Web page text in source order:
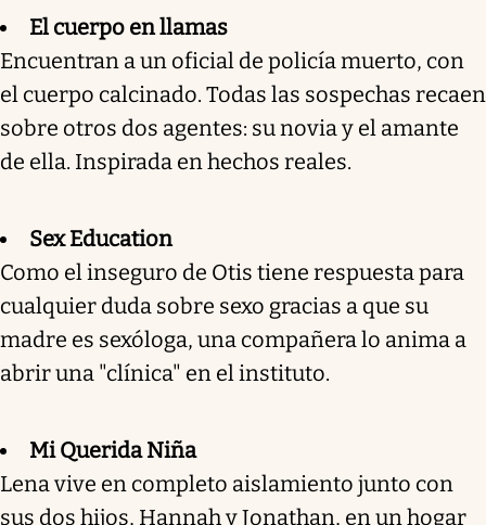
El cuerpo en llamas
Encuentran a un oficial de policía muerto, con
el cuerpo calcinado. Todas las sospechas recaen
sobre otros dos agentes: su novia y el amante
de ella. Inspirada en hechos reales.
Sex Education
Como el inseguro de Otis tiene respuesta para
cualquier duda sobre sexo gracias a que su
madre es sexóloga, una compañera lo anima a
abrir una "clínica" en el instituto.
Mi Querida Niña
Lena vive en completo aislamiento junto con
sus dos hijos, Hannah y Jonathan, en un hogar